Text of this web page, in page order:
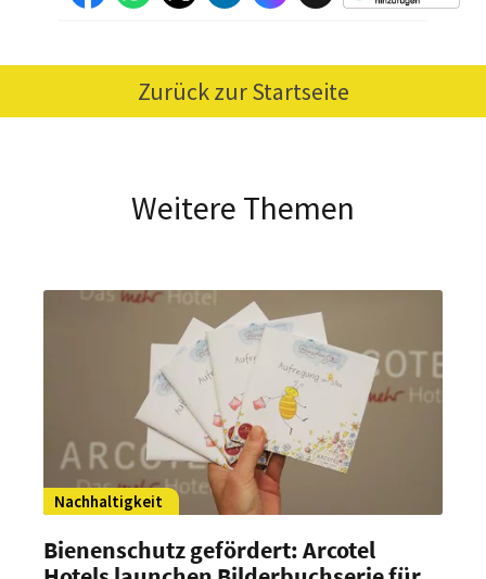
Zurück zur Startseite
Weitere Themen
Nachhaltigkeit
Bienenschutz gefördert: Arcotel